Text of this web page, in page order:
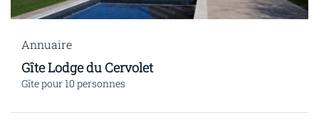
Annuaire
Gîte Lodge du Cervolet
Gîte pour 10 personnes